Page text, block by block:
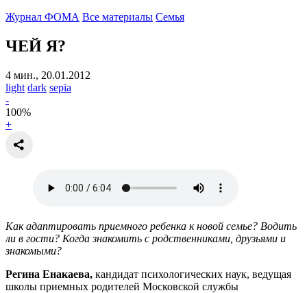
Журнал ФОМА Все материалы Семья
ЧЕЙ Я?
4 мин., 20.01.2012
light dark sepia
-
100%
+
Как адаптировать приемного ребенка к новой семье? Водить
ли в гости? Когда знакомить с родственниками, друзьями и
знакомыми?
Регина Енакаева, кандидат психологических наук, ведущая
школы приемных родителей Московской службы